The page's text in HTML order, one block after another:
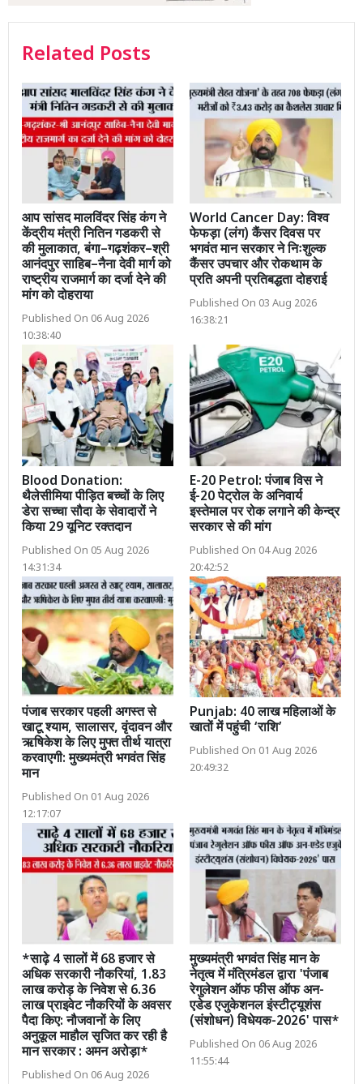
Related Posts
आप सांसद मालविंदर सिंह कंग ने
केंद्रीय मंत्री नितिन गडकरी से
की मुलाकात, बंगा–गढ़शंकर–श्री
आनंदपुर साहिब–नैना देवी मार्ग को
राष्ट्रीय राजमार्ग का दर्जा देने की
मांग को दोहराया
Published On 06 Aug 2026
10:38:40
World Cancer Day: विश्व
फेफड़ा (लंग) कैंसर दिवस पर
भगवंत मान सरकार ने निःशुल्क
कैंसर उपचार और रोकथाम के
प्रति अपनी प्रतिबद्धता दोहराई
Published On 03 Aug 2026
16:38:21
Blood Donation:
थैलेसीमिया पीड़ित बच्चों के लिए
डेरा सच्चा सौदा के सेवादारों ने
किया 29 यूनिट रक्तदान
Published On 05 Aug 2026
14:31:34
E-20 Petrol: पंजाब विस ने
ई-20 पेट्रोल के अनिवार्य
इस्तेमाल पर रोक लगाने की केन्द्र
सरकार से की मांग
Published On 04 Aug 2026
20:42:52
पंजाब सरकार पहली अगस्त से
खाटू श्याम, सालासर, वृंदावन और
ऋषिकेश के लिए मुफ्त तीर्थ यात्रा
करवाएगी: मुख्यमंत्री भगवंत सिंह
मान
Published On 01 Aug 2026
12:17:07
Punjab: 40 लाख महिलाओं के
खातों में पहुंची ‘राशि’
Published On 01 Aug 2026
20:49:32
*साढ़े 4 सालों में 68 हजार से
अधिक सरकारी नौकरियां, 1.83
लाख करोड़ के निवेश से 6.36
लाख प्राइवेट नौकरियों के अवसर
पैदा किए: नौजवानों के लिए
अनुकूल माहौल सृजित कर रही है
मान सरकार : अमन अरोड़ा*
Published On 06 Aug 2026
मुख्यमंत्री भगवंत सिंह मान के
नेतृत्व में मंत्रिमंडल द्वारा 'पंजाब
रेगुलेशन ऑफ फीस ऑफ अन-
एडेड एजुकेशनल इंस्टीट्यूशंस
(संशोधन) विधेयक-2026' पास*
Published On 06 Aug 2026
11:55:44